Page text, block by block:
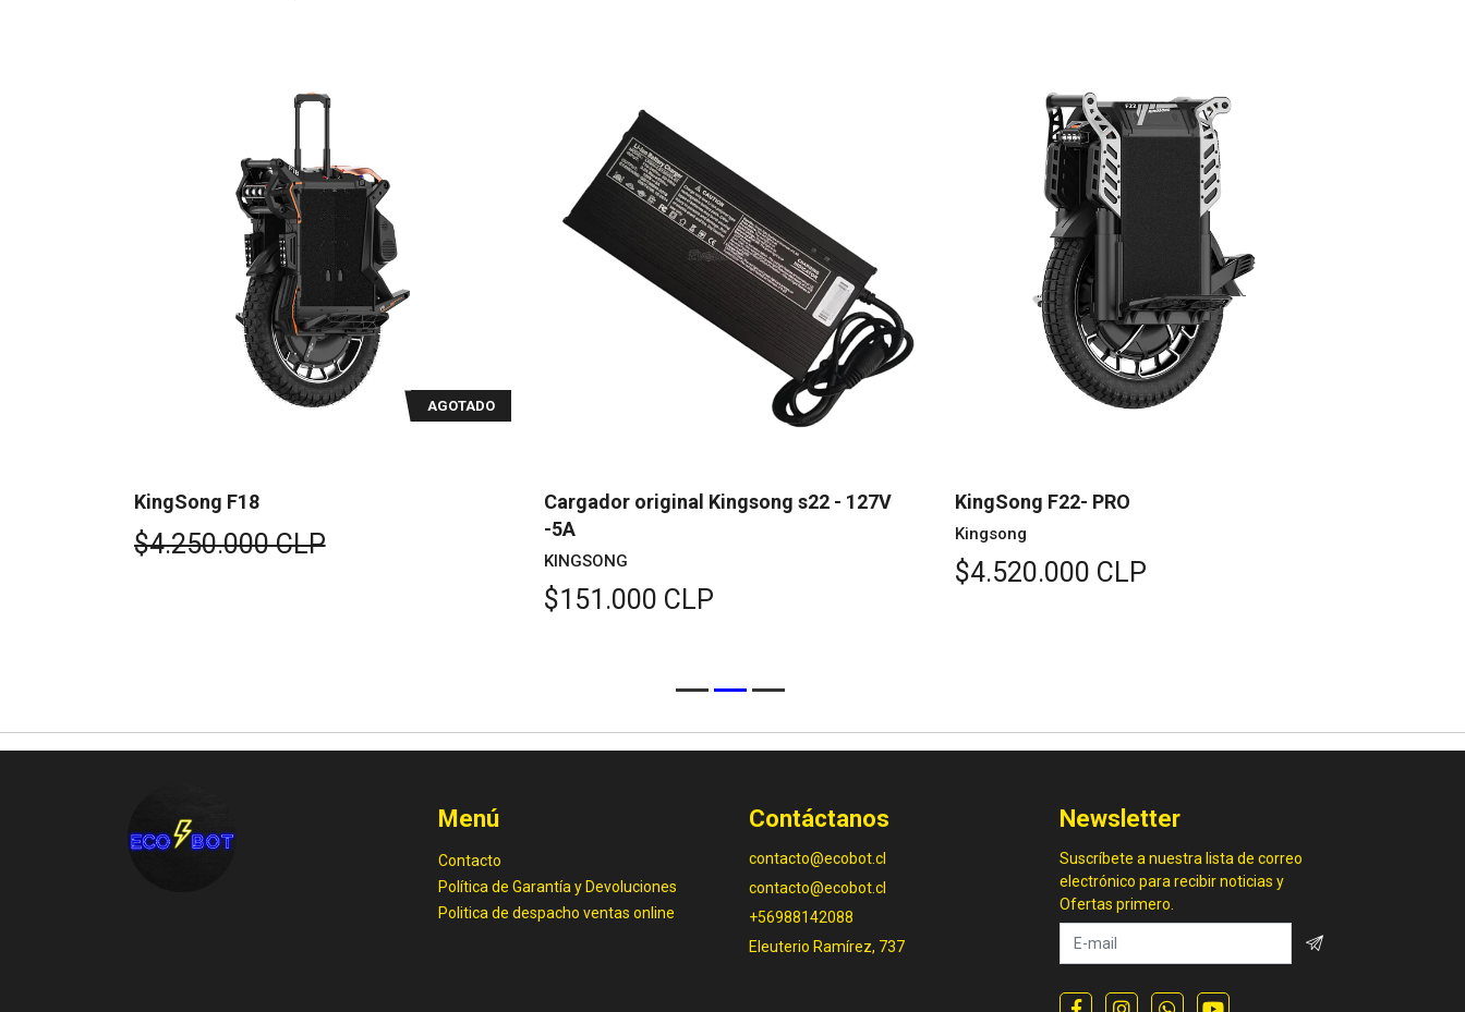
AGOTADO
KingSong F18
$4.250.000 CLP
Cargador original Kingsong s22 - 127V
-5A
KINGSONG
$151.000 CLP
KingSong F22- PRO
Kingsong
$4.520.000 CLP
Menú
Contacto
Política de Garantía y Devoluciones
Politica de despacho ventas online
Contáctanos
contacto@ecobot.cl
contacto@ecobot.cl
+56988142088
Eleuterio Ramírez, 737
Newsletter
Suscríbete a nuestra lista de correo
electrónico para recibir noticias y
Ofertas primero.